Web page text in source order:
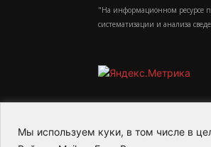
Мы используем куки, в том числе в
"На информационном ресурсе
систематизации и анализа
2015-2026-